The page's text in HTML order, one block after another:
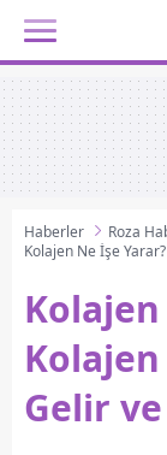
Haberler Roza
Kolajen Ne İşe
Gelir